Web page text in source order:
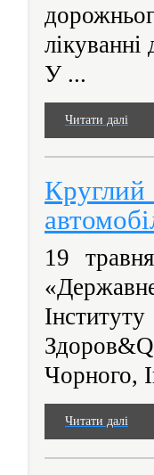
У ...
Читати далі
Круглий
19
Чорного,
Читати далі